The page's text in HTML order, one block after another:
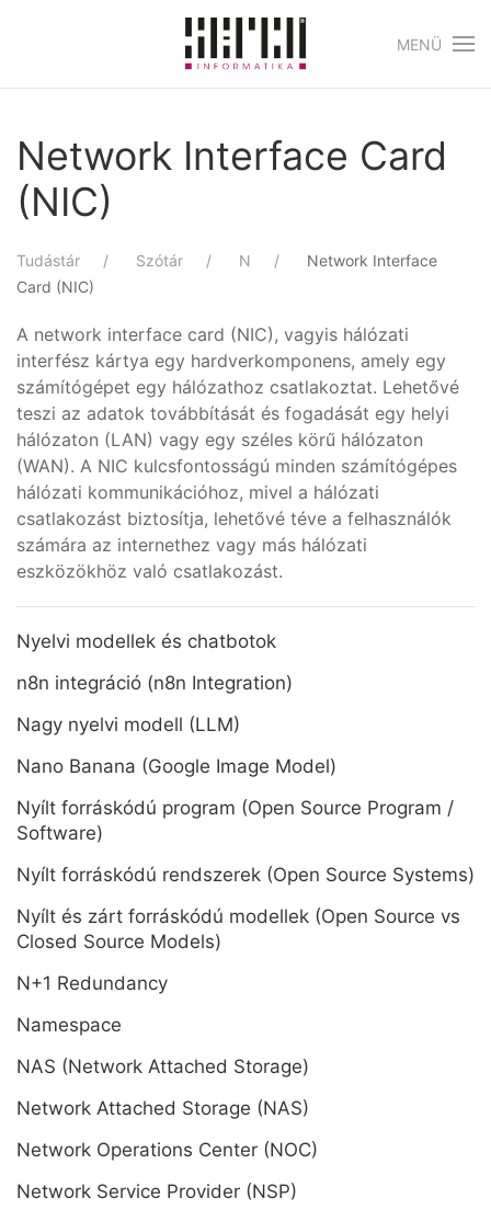
Skip to main content
MENÜ
Network Interface Card
(NIC)
Tudástár Szótár N
Network Interface
Card (NIC)
A network interface card (NIC), vagyis hálózati
interfész kártya egy hardverkomponens, amely egy
számítógépet egy hálózathoz csatlakoztat. Lehetővé
teszi az adatok továbbítását és fogadását egy helyi
hálózaton (LAN) vagy egy széles körű hálózaton
(WAN). A NIC kulcsfontosságú minden számítógépes
hálózati kommunikációhoz, mivel a hálózati
csatlakozást biztosítja, lehetővé téve a felhasználók
számára az internethez vagy más hálózati
eszközökhöz való csatlakozást.
Nyelvi modellek és chatbotok
n8n integráció (n8n Integration)
Nagy nyelvi modell (LLM)
Nano Banana (Google Image Model)
Nyílt forráskódú program (Open Source Program /
Software)
Nyílt forráskódú rendszerek (Open Source Systems)
Nyílt és zárt forráskódú modellek (Open Source vs
Closed Source Models)
N+1 Redundancy
Namespace
NAS (Network Attached Storage)
Network Attached Storage (NAS)
Network Operations Center (NOC)
Network Service Provider (NSP)